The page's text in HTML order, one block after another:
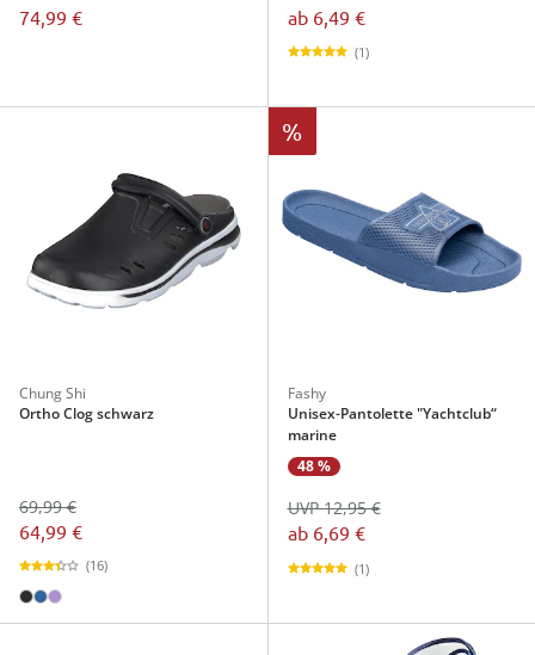
74,99 € ab 6,49 €
(1)
Chung Shi
Ortho Clog schwarz
69,99 €
64,99 €
(16)
%
Fashy
Unisex-Pantolette "Yachtclub“
marine
48 %
ab 6,69 €
UVP 12,95 €
(1)